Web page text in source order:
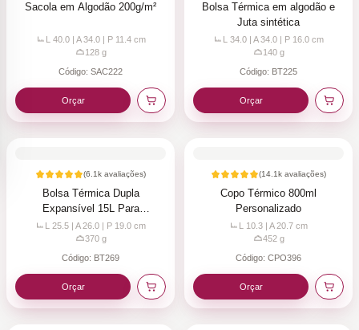
Sacola em Algodão 200g/m²
L 40.0 | A 34.0 | P 11.4cm
128g
Código: SAC222
Orçar
Bolsa Térmica em algodão e
Juta sintética
L 34.0 | A 34.0 | P 16.0 cm
140g
Código: BT225
Orçar
(6.1k avaliações)
Bolsa Térmica Dupla
Expansível 15L Para
Personalizar
L 25.5 | A 26.0 | P 19.0 cm
370g
Código: BT269
Orçar
(14.1k avaliações)
Copo Térmico 800ml
Personalizado
L 10.3 | A 20.7 cm
452g
Código: CPO396
Orçar